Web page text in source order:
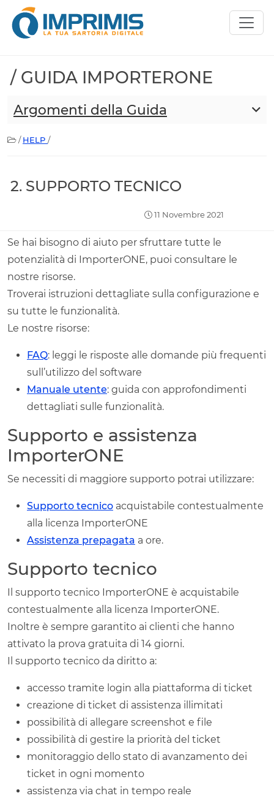
/ GUIDA IMPORTERONE
Argomenti della Guida
/HELP /
2. SUPPORTO TECNICO
11 Novembre 2021
Se hai bisogno di aiuto per sfruttare tutte le
potenzialità di ImporterONE, puoi consultare le
nostre risorse.
Troverai istruzioni dettagliate sulla configurazione e
su tutte le funzionalità.
Le nostre risorse:
FAQ: leggi le risposte alle domande più frequenti
sull’utilizzo del software
Manuale utente: guida con approfondimenti
dettagliati sulle funzionalità.
Supporto e assistenza
ImporterONE
Se necessiti di maggiore supporto potrai utilizzare:
Supporto tecnico acquistabile contestualmente
alla licenza ImporterONE
Assistenza prepagata a ore.
Supporto tecnico
Il supporto tecnico ImporterONE è acquistabile
contestualmente alla licenza ImporterONE.
Inoltre è sempre garantito ai clienti che hanno
attivato la prova gratuita di 14 giorni.
Il supporto tecnico da diritto a:
accesso tramite login alla piattaforma di ticket
creazione di ticket di assistenza illimitati
possibilità di allegare screenshot e file
possibilità di gestire la priorità del ticket
monitoraggio dello stato di avanzamento dei
ticket in ogni momento
assistenza via chat in tempo reale